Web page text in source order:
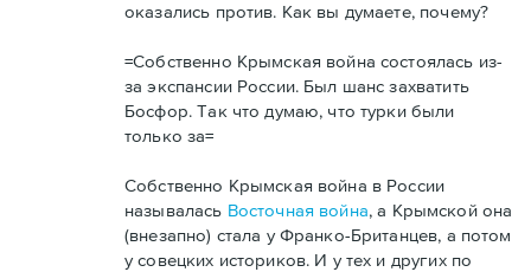
оказались против. Как вы думаете, почему?
=Собственно Крымская война состоялась из-
за экспансии России. Был шанс захватить
Босфор. Так что думаю, что турки были
только за=
Собственно Крымская война в России
называлась Восточная война, а Крымской она
(внезапно) стала у Франко-Британцев, а потом
у совецких историков. И у тех и других по